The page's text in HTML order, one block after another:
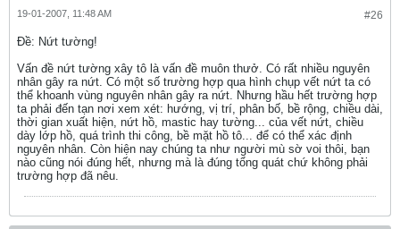
#26
19-01-2007, 11:48 AM
Ðề: Nứt tường!
Vấn đề nứt tường xây tô là vấn đề muôn thưở. Có rất nhiều nguyên
nhân gây ra nứt. Có một số trường hợp qua hình chụp vết nứt ta có
thể khoanh vùng nguyên nhân gây ra nứt. Nhưng hầu hết trường hợp
ta phải đến tạn nơi xem xét: hướng, vị trí, phân bố, bề rộng, chiều dài,
thời gian xuất hiện, nứt hồ, mastic hay tường... của vết nứt, chiều
dày lớp hồ, quá trình thi công, bề mặt hồ tô... để có thể xác định
nguyên nhân. Còn hiện nay chúng ta như người mù sờ voi thôi, bạn
nào cũng nói đúng hết, nhưng mà là đúng tổng quát chứ không phải
trường hợp đã nêu.